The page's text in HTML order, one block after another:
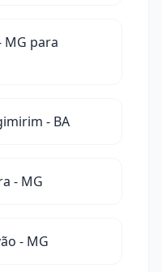
MG para
- BA
- MG
- MG